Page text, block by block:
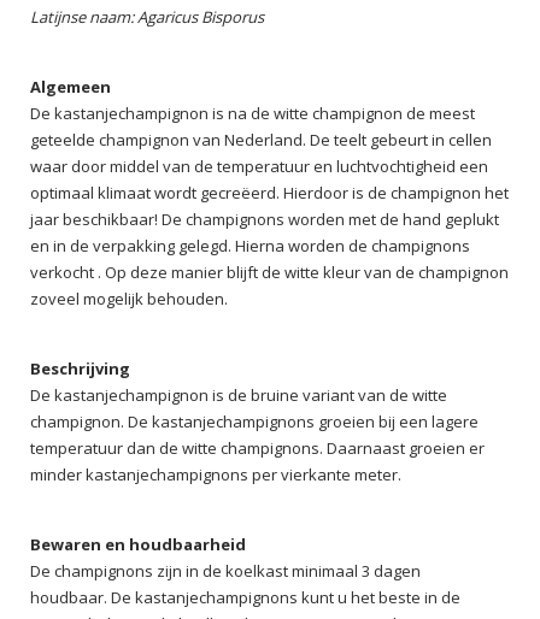
Latijnse naam: Agaricus Bisporus
Algemeen
De kastanjechampignon is na de witte champignon de meest
geteelde champignon van Nederland. De teelt gebeurt in cellen
waar door middel van de temperatuur en luchtvochtigheid een
optimaal klimaat wordt gecreëerd. Hierdoor is de champignon het
jaar beschikbaar! De champignons worden met de hand geplukt
en in de verpakking gelegd. Hierna worden de champignons
verkocht . Op deze manier blijft de witte kleur van de champignon
zoveel mogelijk behouden.
Beschrijving
De kastanjechampignon is de bruine variant van de witte
champignon. De kastanjechampignons groeien bij een lagere
temperatuur dan de witte champignons. Daarnaast groeien er
minder kastanjechampignons per vierkante meter.
Bewaren en houdbaarheid
De champignons zijn in de koelkast minimaal 3 dagen
houdbaar. De kastanjechampignons kunt u het beste in de